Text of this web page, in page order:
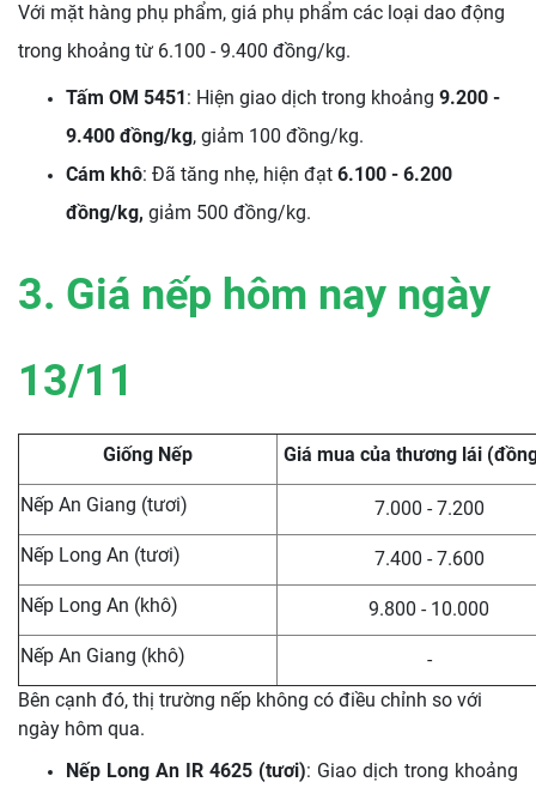
Với mặt hàng phụ phẩm, giá phụ phẩm các loại dao động
trong khoảng từ 6.100 - 9.400 đồng/kg.
Tấm OM 5451: Hiện giao dịch trong khoảng 9.200 -
9.400 đồng/kg, giảm 100 đồng/kg.
Cám khô: Đã tăng nhẹ, hiện đạt 6.100 - 6.200
đồng/kg, giảm 500 đồng/kg.
3. Giá nếp hôm nay ngày
13/11
Giống Nếp Giá mua của thương lái
Nếp An Giang (tươi) 7.000 - 7.200
Nếp Long An (tươi) 7.400 - 7.600
Nếp Long An (khô) 9.800 - 10.000
Nếp An Giang (khô)
-
Bên cạnh đó, thị trường nếp không có điều chỉnh so với
ngày hôm qua.
Nếp Long An IR 4625 (tươi): Giao dịch trong khoảng